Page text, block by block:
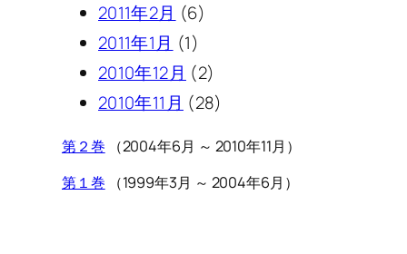
2011年2月 (6)
2011年1月 (1)
2010年12月 (2)
2010年11月 (28)
第２巻 （2004年6月 ～ 2010年11月）
第１巻 （1999年3月 ～ 2004年6月）